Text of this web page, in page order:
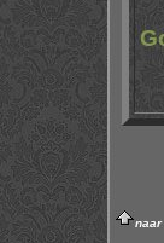
naar